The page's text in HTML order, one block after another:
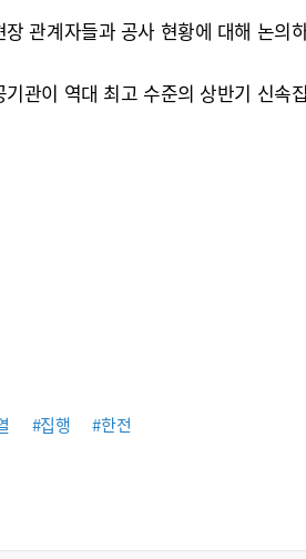
장 관계자들과 공사 현황에 대해 논
기관이 역대 최고 수준의 상반기 신
#집행 #한전